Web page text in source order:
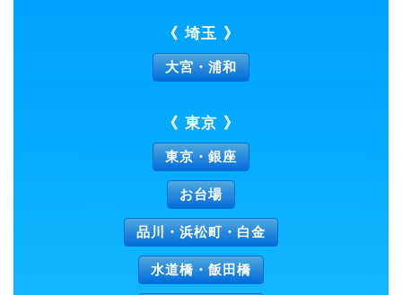
《 埼玉 》
大宮・浦和
《 東京 》
東京・銀座
お台場
品川・浜松町・白金
水道橋・飯田橋